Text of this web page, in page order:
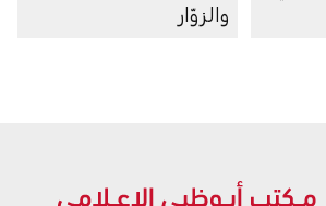
والزوّار